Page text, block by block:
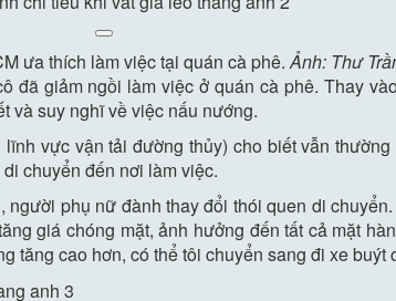
ưa thích làm việc tại quán cà phê.Ảnh: Thư
đã giảm ngồi làm việc ở quán cà phê. Thay
và suy nghĩ về việc nấu nướng.
vực vận tải đường thủy) cho biết vẫn
chuyển đến nơi làm việc.
phụ nữ đành thay đổi thói quen di
giá chóng mặt, ảnh hưởng đến tất cả mặt
tăng cao hơn, có thể tôi chuyển sang đi xe buýt